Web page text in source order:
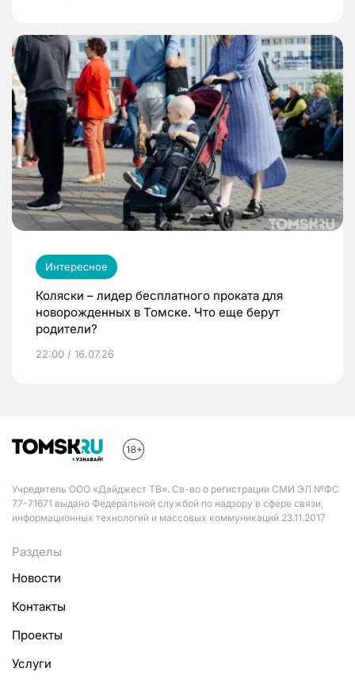
Интересное
Коляски – лидер бесплатного проката для
новорожденных в Томске. Что еще берут
родители?
22:00 / 16.07.26
Учредитель ООО «Дайджест ТВ». Св-во о регистрации СМИ ЭЛ №ФС
77-71671 выдано Федеральной службой по надзору в сфере связи,
информационных технологий и массовых коммуникаций 23.11.2017
Разделы
Новости
Контакты
Проекты
Услуги